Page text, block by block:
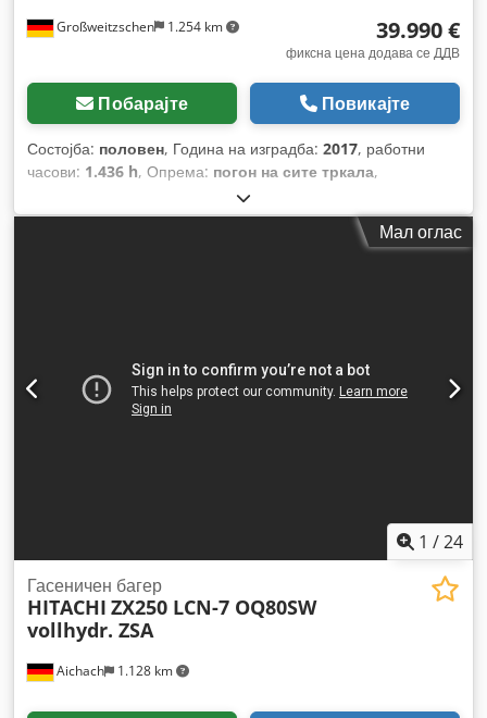
Großweitzschen 1.254 km 39.990 €
фиксна цена додава се ДДВ
Побарајте Повикајте
Состојба: половен, Година на изградба: 2017, работни
часови: 1.436 h, Опрема: погон на сите тркала,
Мал оглас
1 /24
Aichach 1.128 km
Гасеничен багер
HITACHI ZX250 LCN-7 OQ80SW
vollhydr. ZSA